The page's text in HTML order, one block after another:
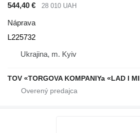
544,40 € 28 010 UAH
Náprava
L225732
Ukrajina, m. Kyiv
TOV «TORGOVA KOMPANIYa «LAD I